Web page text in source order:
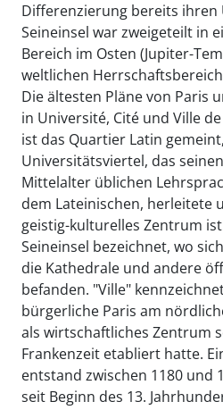
Differenzierung bereits ihren
Seineinsel war zweigeteilt in
Bereich im Osten (Jupiter-
weltlichen
Die ältesten Pläne von Paris
in Université, Cité und Ville
ist das Quartier Latin
Universitätsviertel, das
Mittelalter üblichen
dem Lateinischen, herleitete
geistig-kulturelles Zentrum
Seineinsel bezeichnet, wo
die Kathedrale und andere
befanden. "Ville"
bürgerliche Paris am
als wirtschaftliches Zentrum
Frankenzeit etabliert hatte.
entstand zwischen 1180 und
seit Beginn des 13.